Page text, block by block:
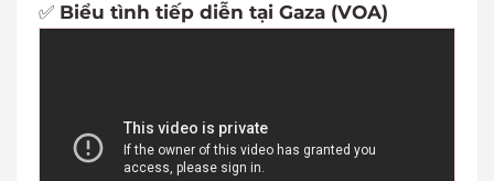
✅ Biểu tình tiếp diễn tại Gaza (VOA)